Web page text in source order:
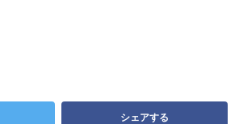
シェアする